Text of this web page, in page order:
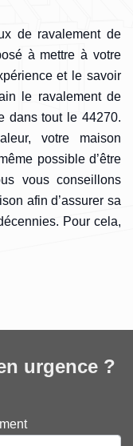
de ravalement de
à mettre à votre
et le savoir
le ravalement de
dans tout le 44270.
votre maison
possible d’être
vous conseillons
afin d’assurer sa
Pour cela,
urgence ?